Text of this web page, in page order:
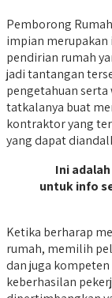
Pemborong
impian merupakan
pendirian rumah
jadi tantangan
pengetahuan
tatkalanya buat
kontraktor yang
yang dapat
Ini
untuk info
Ketika berharap
rumah, memilih
dan juga
keberhasilan